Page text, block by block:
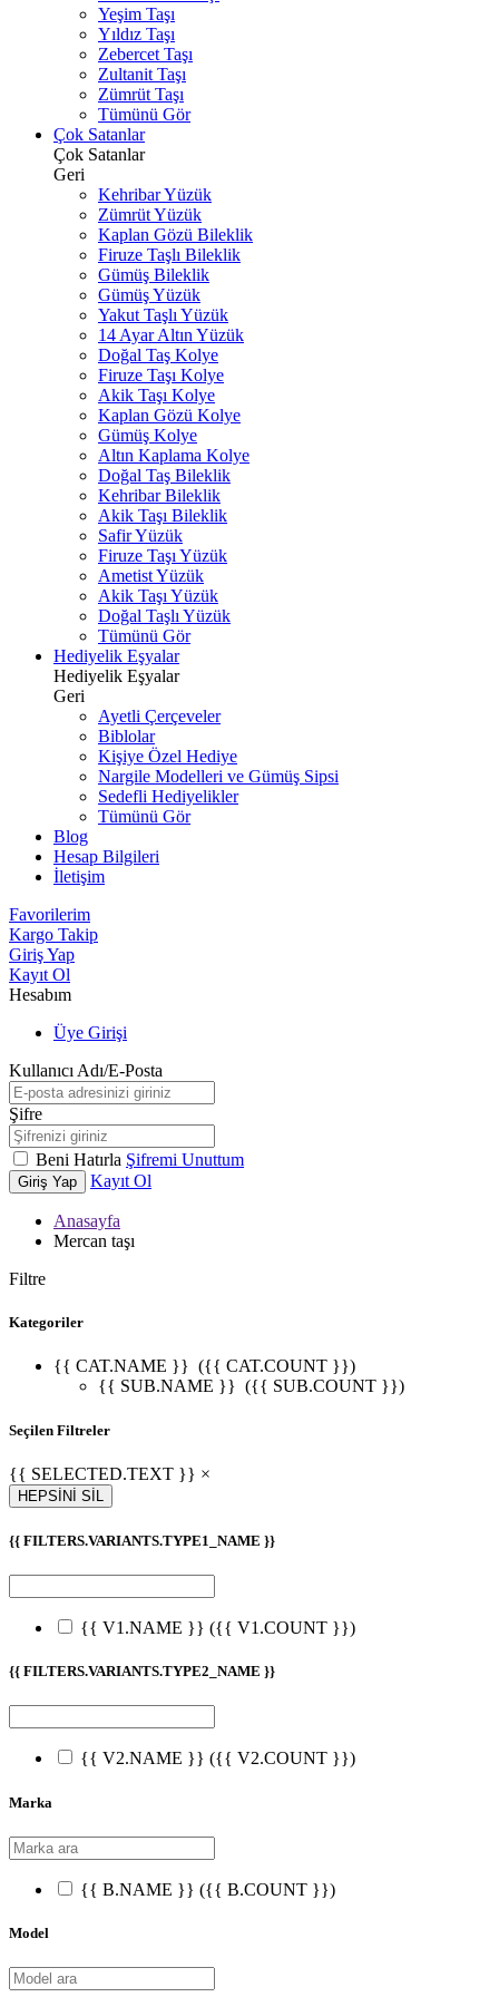
Yeşim Taşı
Yıldız Taşı
Zebercet Taşı
Zultanit Taşı
Zümrüt Taşı
Tümünü Gör
Çok Satanlar
Çok Satanlar
Geri
Kehribar Yüzük
Zümrüt Yüzük
Kaplan Gözü Bileklik
Firuze Taşlı Bileklik
Gümüş Bileklik
Gümüş Yüzük
Yakut Taşlı Yüzük
14 Ayar Altın Yüzük
Doğal Taş Kolye
Firuze Taşı Kolye
Akik Taşı Kolye
Kaplan Gözü Kolye
Gümüş Kolye
Altın Kaplama Kolye
Doğal Taş Bileklik
Kehribar Bileklik
Akik Taşı Bileklik
Safir Yüzük
Firuze Taşı Yüzük
Ametist Yüzük
Akik Taşı Yüzük
Doğal Taşlı Yüzük
Tümünü Gör
Hediyelik Eşyalar
Hediyelik Eşyalar
Geri
Ayetli Çerçeveler
Biblolar
Kişiye Özel Hediye
Nargile Modelleri ve Gümüş Sipsi
Sedefli Hediyelikler
Tümünü Gör
Blog
Hesap Bilgileri
İletişim
Favorilerim
Kargo Takip
Giriş Yap
Kayıt Ol
Hesabım
Üye Girişi
Kullanıcı Adı/E-Posta
Şifre
Beni Hatırla Şifremi Unuttum
Giriş Yap Kayıt Ol
Anasayfa
Mercan taşı
Filtre
Kategoriler
{{ CAT.NAME }} ({{ CAT.COUNT }})
{{ SUB.NAME }} ({{ SUB.COUNT }})
Seçilen Filtreler
{{ SELECTED.TEXT }} ×
HEPSİNİ SİL
{{ FILTERS.VARIANTS.TYPE1_NAME }}
{{ V1.NAME }} ({{ V1.COUNT }})
{{ FILTERS.VARIANTS.TYPE2_NAME }}
{{ V2.NAME }} ({{ V2.COUNT }})
Marka
{{ B.NAME }} ({{ B.COUNT }})
Model